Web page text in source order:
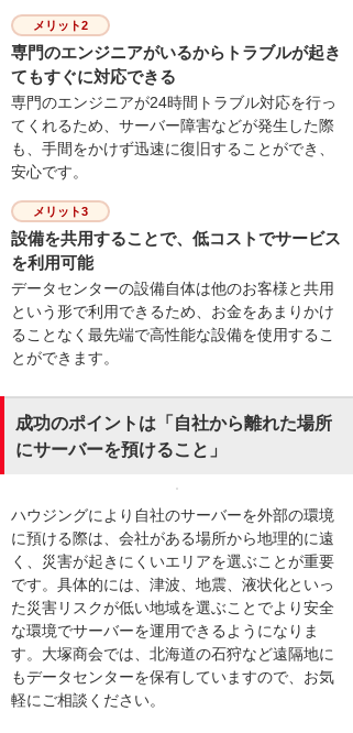
メリット2
専門のエンジニアがいるからトラブルが起き
てもすぐに対応できる
専門のエンジニアが24時間トラブル対応を行っ
てくれるため、サーバー障害などが発生した際
も、手間をかけず迅速に復旧することができ、
安心です。
メリット3
設備を共用することで、低コストでサービス
を利用可能
データセンターの設備自体は他のお客様と共用
という形で利用できるため、お金をあまりかけ
ることなく最先端で高性能な設備を使用するこ
とができます。
成功のポイントは「自社から離れた場所
にサーバーを預けること」
ハウジングにより自社のサーバーを外部の環境
に預ける際は、会社がある場所から地理的に遠
く、災害が起きにくいエリアを選ぶことが重要
です。具体的には、津波、地震、液状化といっ
た災害リスクが低い地域を選ぶことでより安全
な環境でサーバーを運用できるようになりま
す。大塚商会では、北海道の石狩など遠隔地に
もデータセンターを保有していますので、お気
軽にご相談ください。